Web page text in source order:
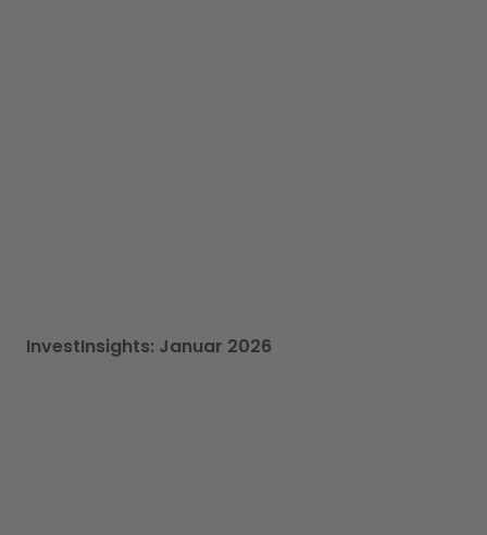
InvestInsights: Januar 2026